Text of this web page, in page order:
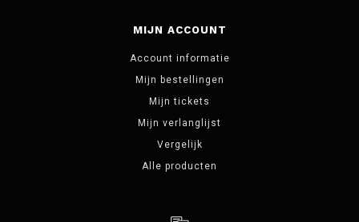
MIJN ACCOUNT
Account informatie
Mijn bestellingen
Mijn tickets
Mijn verlanglijst
Vergelijk
Alle producten